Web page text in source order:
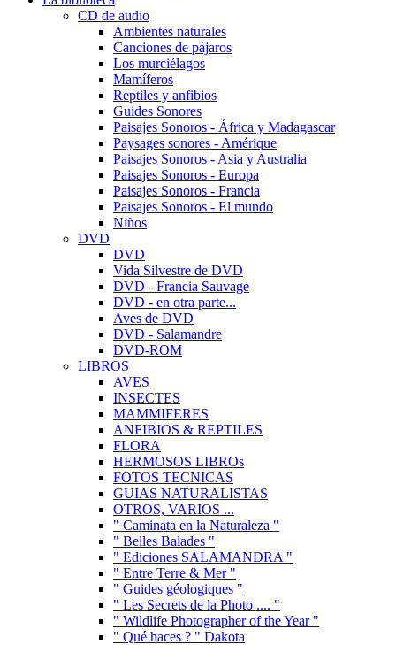
CD de audio
Ambientes naturales
Canciones de pájaros
Los murciélagos
Mamíferos
Reptiles y anfibios
Guides Sonores
Paisajes Sonoros - África y Madagascar
Paysages sonores - Amérique
Paisajes Sonoros - Asia y Australia
Paisajes Sonoros - Europa
Paisajes Sonoros - Francia
Paisajes Sonoros - El mundo
Niños
DVD
DVD
Vida Silvestre de DVD
DVD - Francia Sauvage
DVD - en otra parte...
Aves de DVD
DVD - Salamandre
DVD-ROM
LIBROS
AVES
INSECTES
MAMMIFERES
ANFIBIOS & REPTILES
FLORA
HERMOSOS LIBROs
FOTOS TECNICAS
GUIAS NATURALISTAS
OTROS, VARIOS ...
" Caminata en la Naturaleza "
" Belles Balades "
" Ediciones SALAMANDRA "
" Entre Terre & Mer "
" Guides géologiques "
" Les Secrets de la Photo .... "
" Wildlife Photographer of the Year "
" Qué haces ? " Dakota